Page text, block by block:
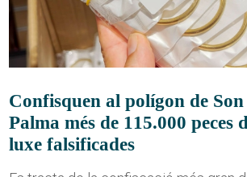
Confisquen al polígon de
Palma més de 115.000 peces
luxe falsificades